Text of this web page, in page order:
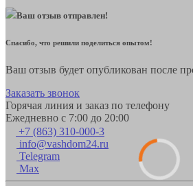
Ваш отзыв отправлен!
Спасибо, что решили поделиться опытом!
Ваш отзыв будет опубликован после
Заказать звонок
Горячая линия и заказ по телефону
Ежедневно с 7:00 до 20:00
+7 (863) 310-000-3
info@vashdom24.ru
Telegram
Max